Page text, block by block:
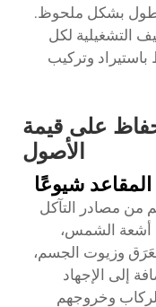
تطول بشكل ملحوظ.
التشغيلية لكل
باستيراد وتركيب
على قيمة
الأصول
شيوعًا
من مصادر التآكل
أشعة الشمس،
وزيوت الجسم،
إلى الإجهاد
وخروجهم